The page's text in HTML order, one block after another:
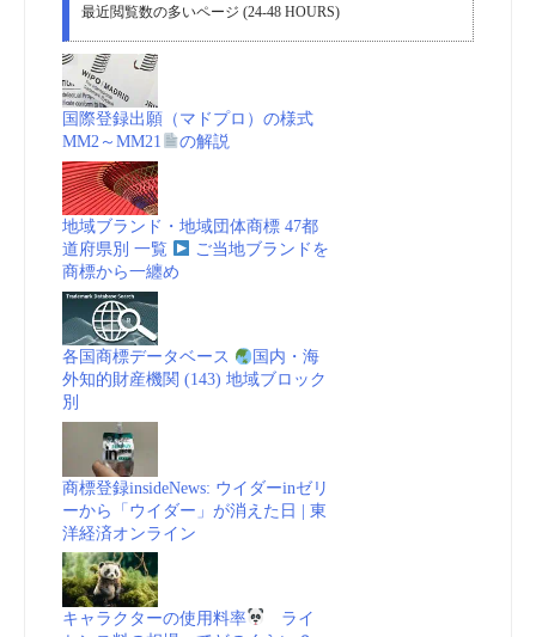
最近閲覧数の多いページ (24-48 HOURS)
国際登録出願（マドプロ）の様式
MM2～MM21
の解説
地域ブランド・地域団体商標 47都
道府県別 一覧
ご当地ブランドを
商標から一纏め
各国商標データベース
国内・海
外知的財産機関 (143) 地域ブロック
別
商標登録insideNews: ウイダーinゼリ
ーから「ウイダー」が消えた日 | 東
洋経済オンライン
キャラクターの使用料率
ライ